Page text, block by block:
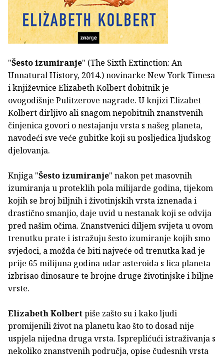
"Šesto izumiranje" (The Sixth Extinction: An
Unnatural History, 2014.) novinarke New York Timesa
i književnice Elizabeth Kolbert dobitnik je
ovogodišnje Pulitzerove nagrade. U knjizi Elizabet
Kolbert dirljivo ali snagom nepobitnih znanstvenih
činjenica govori o nestajanju vrsta s našeg planeta,
navodeći sve veće gubitke koji su posljedica ljudskog
djelovanja.
Knjiga "Šesto izumiranje" nakon pet masovnih
izumiranja u proteklih pola milijarde godina, tijekom
kojih se broj biljnih i životinjskih vrsta iznenada i
drastično smanjio, daje uvid u nestanak koji se odvija
pred našim očima. Znanstvenici diljem svijeta u ovom
trenutku prate i istražuju šesto izumiranje kojih smo
svjedoci, a možda će biti najveće od trenutka kad je
prije 65 milijuna godina udar asteroida s lica planeta
izbrisao dinosaure te brojne druge životinjske i biljne
vrste.
Elizabeth Kolbertpiše zašto su i kako ljudi
promijenili život na planetu kao što to dosad nije
uspjela nijedna druga vrsta. Ispreplićući istraživanja s
nekoliko znanstvenih područja, opise čudesnih vrsta